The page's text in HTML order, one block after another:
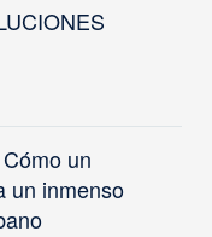
un
un inmenso